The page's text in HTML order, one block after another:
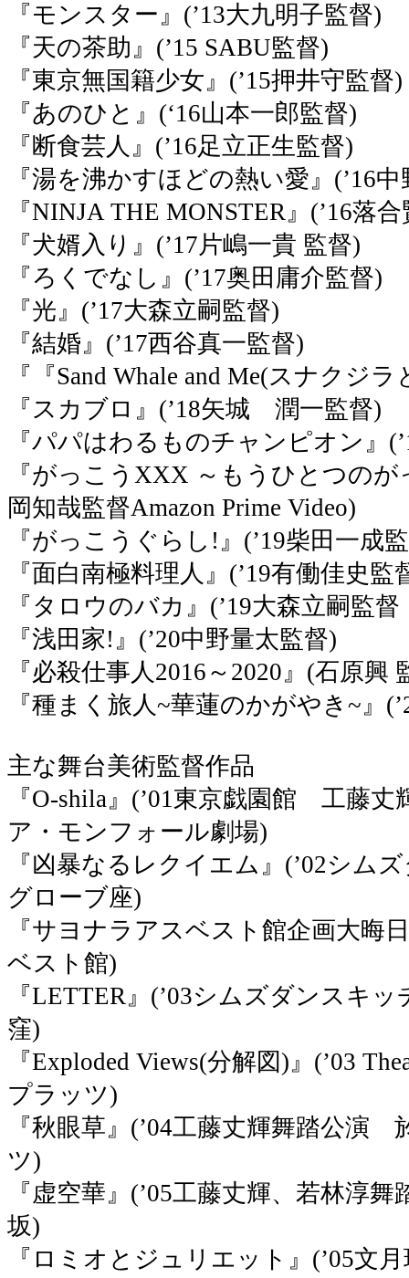
『モンスター』(’13大九明子監
『天の茶助』(’15 SABU監督)
『東京無国籍少女』(’15押井守監督)
『あのひと』(‘16山本一郎監督)
『断食芸人』(’16足立正生監督)
『湯を沸かすほどの熱い愛』(’16
『NINJA THE MONSTER』(’16落
『犬婿入り』(’17片嶋一貴 監督)
『ろくでなし』(’17奥田庸介監督)
『光』(’17大森立嗣監督)
『結婚』(’17西谷真一監督)
『『Sand Whale and Me(スナクジ
『スカブロ』(’18矢城 潤一監督)
『パパはわるものチャンピオン』
『がっこうXXX ～もうひとつの
岡知哉監督Amazon Prime Video)
『がっこうぐらし!』(’19柴田一
『面白南極料理人』(’19有働佳
『タロウのバカ』(’19大森立嗣監督
『浅田家!』(’20中野量太監督)
『必殺仕事人2016～2020』(石原
『種まく旅人~華蓮のかがやき~
主な舞台美術監督作品
『O-shila』(’01東京戯園館 工藤
ア・モンフォール劇場)
『凶暴なるレクイエム』(’02シ
グローブ座)
『サヨナラアスベスト館企画大晦
ベスト館)
『LETTER』(’03シムズダンスキ
窪)
『Exploded Views(分解図)』(’03
プラッツ)
『秋眼草』(’04工藤丈輝舞踏公演
ツ)
『虚空華』(’05工藤丈輝、若林淳
坂)
『ロミオとジュリエット』(’05